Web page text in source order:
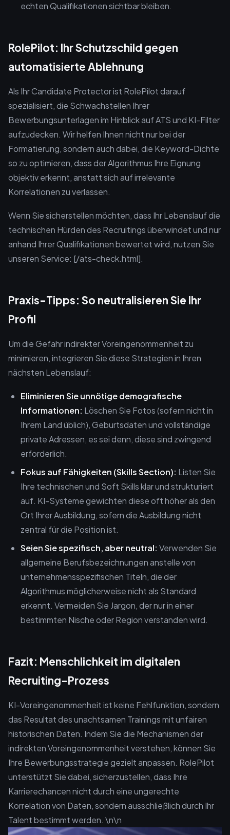
echten Qualifikationen sichtbar bleiben.
RolePilot: Ihr Schutzschild gegen
automatisierte Ablehnung
Als Ihr Candidate Protector ist RolePilot darauf
spezialisiert, die Schwachstellen Ihrer
Bewerbungsunterlagen im Hinblick auf ATS und KI-Filter
aufzudecken. Wir helfen Ihnen nicht nur bei der
Formatierung, sondern auch dabei, die Keyword-Dichte
so zu optimieren, dass der Algorithmus Ihre Eignung
objektiv erkennt, anstatt sich auf irrelevante
Korrelationen zu verlassen.
Wenn Sie sicherstellen möchten, dass Ihr Lebenslauf die
technischen Hürden des Recruitings überwindet und nur
anhand Ihrer Qualifikationen bewertet wird, nutzen Sie
unseren Service: [/ats-check.html].
Praxis-Tipps: So neutralisieren Sie Ihr
Profil
Um die Gefahr indirekter Voreingenommenheit zu
minimieren, integrieren Sie diese Strategien in Ihren
nächsten Lebenslauf:
Eliminieren Sie unnötige demografische
Informationen: Löschen Sie Fotos (sofern nicht in
Ihrem Land üblich), Geburtsdaten und vollständige
private Adressen, es sei denn, diese sind zwingend
erforderlich.
Fokus auf Fähigkeiten (Skills Section): Listen Sie
Ihre technischen und Soft Skills klar und strukturiert
auf. KI-Systeme gewichten diese oft höher als den
Ort Ihrer Ausbildung, sofern die Ausbildung nicht
zentral für die Position ist.
Seien Sie spezifisch, aber neutral: Verwenden Sie
allgemeine Berufsbezeichnungen anstelle von
unternehmensspezifischen Titeln, die der
Algorithmus möglicherweise nicht als Standard
erkennt. Vermeiden Sie Jargon, der nur in einer
bestimmten Nische oder Region verstanden wird.
Fazit: Menschlichkeit im digitalen
Recruiting-Prozess
KI-Voreingenommenheit ist keine Fehlfunktion, sondern
das Resultat des unachtsamen Trainings mit unfairen
historischen Daten. Indem Sie die Mechanismen der
indirekten Voreingenommenheit verstehen, können Sie
Ihre Bewerbungsstrategie gezielt anpassen. RolePilot
unterstützt Sie dabei, sicherzustellen, dass Ihre
Karrierechancen nicht durch eine ungerechte
Korrelation von Daten, sondern ausschließlich durch Ihr
Talent bestimmt werden. \n\n